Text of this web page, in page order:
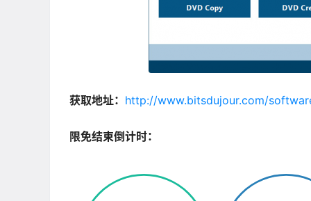
获取地址： http://www.bitsdujour.com/
限免结束倒计时：